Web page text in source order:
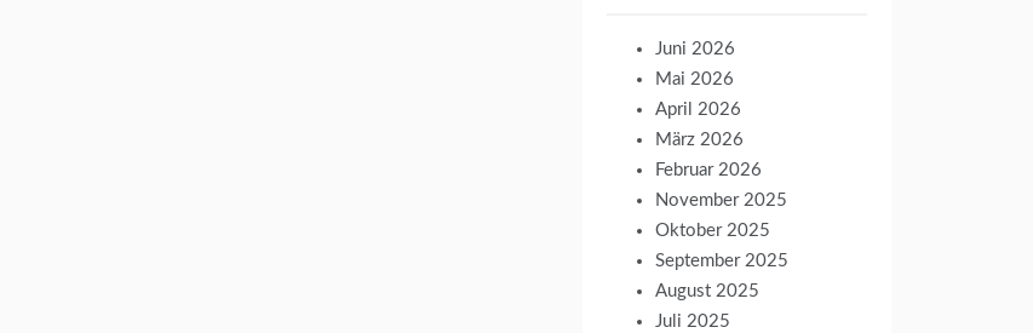
Juni 2026
Mai 2026
April 2026
März 2026
Februar 2026
November 2025
Oktober 2025
September 2025
August 2025
Juli 2025